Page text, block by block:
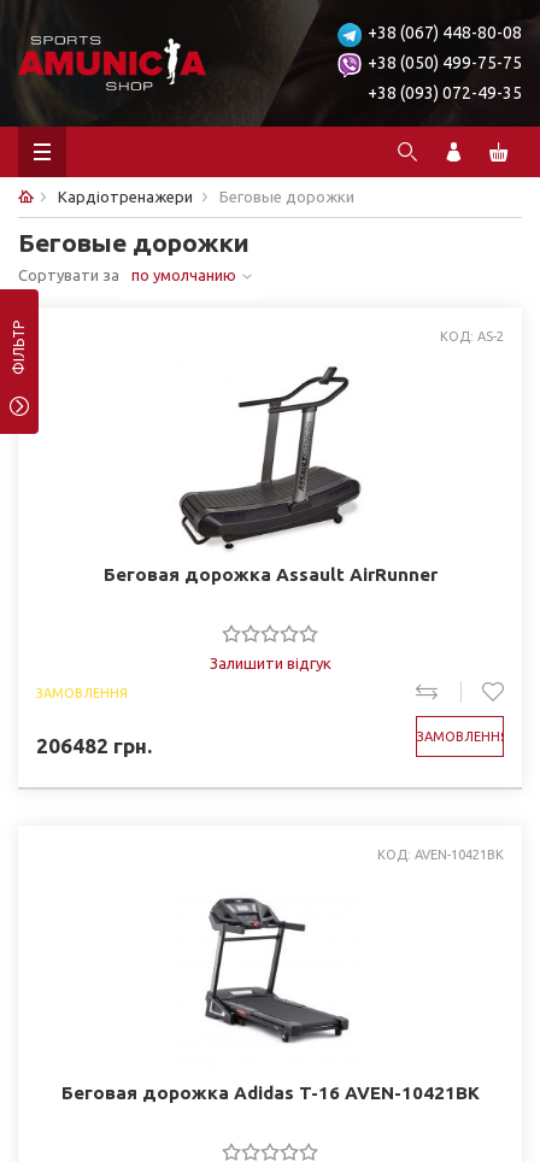
+38 (067) 448-80-08
+38 (050) 499-75-75
+38 (093) 072-49-35
Кардіотренажери Беговые дорожки
Беговые дорожки
Сортувати за по умолчанию
ФІЛЬТР КОД: AS-2
Беговая дорожка Assault AirRunner
Залишити відгук
ЗАМОВЛЕННЯ
206482 грн. ЗАМОВЛЕННЯ
КОД: AVEN-10421BK
Беговая дорожка Adidas T-16 AVEN-10421BK